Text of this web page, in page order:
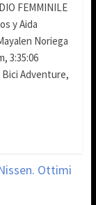
FEMMINILE
y Aida
Noriega
3:35:06
Bici Adventure,
Ottimi